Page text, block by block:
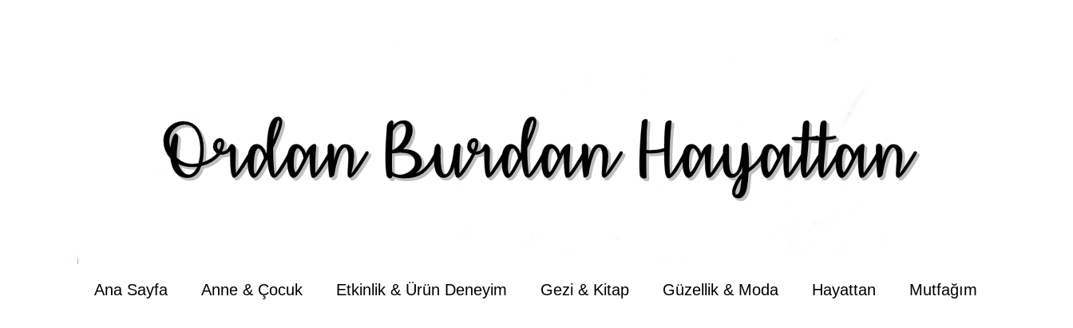
Ana Sayfa Anne & Çocuk Etkinlik & Ürün Deneyim Gezi & Kitap Güzellik & Moda Hayattan Mutfağım